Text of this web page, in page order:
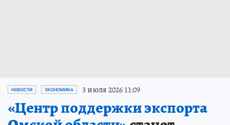
НОВОСТИ ЭКОНОМИКА 3 июля 2026 11:09
«Центр поддержки экспорта